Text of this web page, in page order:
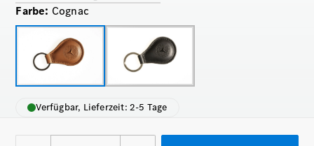
Farbe: Cognac
Verfügbar, Lieferzeit: 2-5 Tage